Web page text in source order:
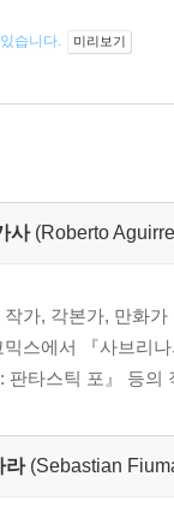
습니다. 미리보기
사 (Roberto
가, 각본가, 만화가
스에서 『사브리
판타스틱 포』 등의
라 (Sebastian